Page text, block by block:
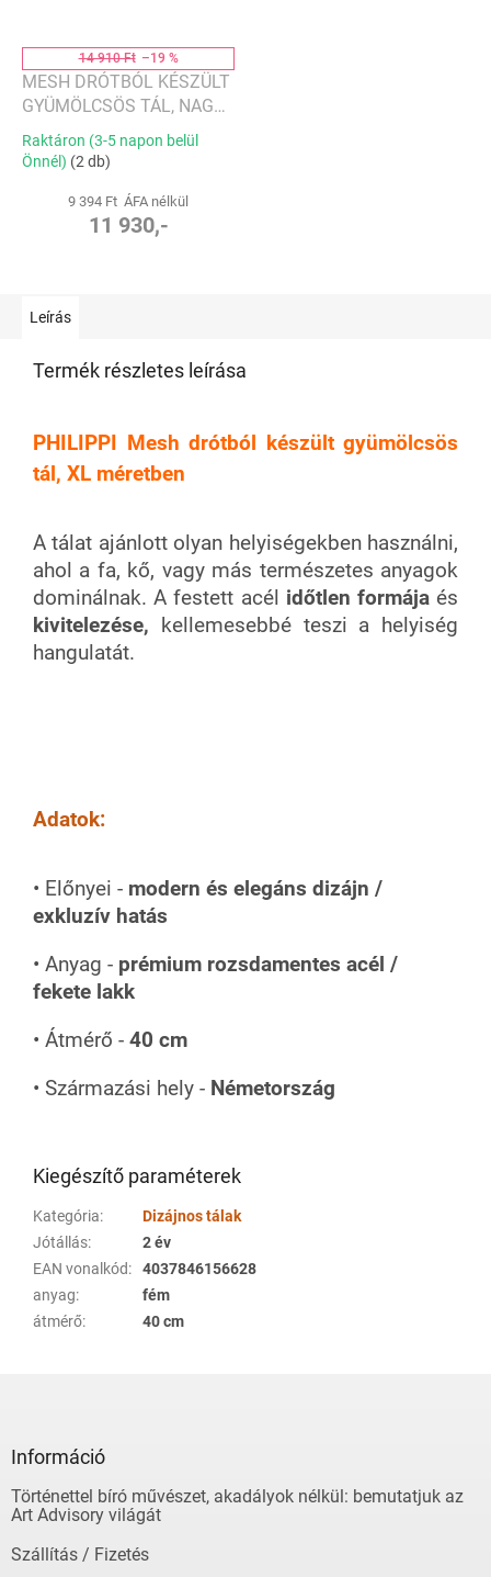
14 910 Ft –19 %
MESH DRÓTBÓL KÉSZÜLT
GYÜMÖLCSÖS TÁL, NAGY -
PHILIPPI
Raktáron (3-5 napon belül
Önnél) (2 db)
9 394 Ft ÁFA nélkül
11 930,-
Leírás
Termék részletes leírása
PHILIPPI Mesh drótból készült gyümölcsös
tál, XL méretben
A tálat ajánlott olyan helyiségekben használni,
ahol a fa, kő, vagy más természetes anyagok
dominálnak. A festett acél időtlen formájaés
kivitelezése, kellemesebbé teszi a helyiség
hangulatát.
Adatok:
• Előnyei - modern és elegáns dizájn /
exkluzív hatás
• Anyag - prémium rozsdamentes acél /
fekete lakk
• Átmérő - 40 cm
• Származási hely - Németország
Kiegészítő paraméterek
Kategória:
Dizájnos tálak
Jótállás:
2 év
EAN vonalkód:
4037846156628
anyag:
fém
átmérő: 40 cm
Információ
Történettel bíró művészet, akadályok nélkül: bemutatjuk az
Art Advisory világát
Szállítás / Fizetés